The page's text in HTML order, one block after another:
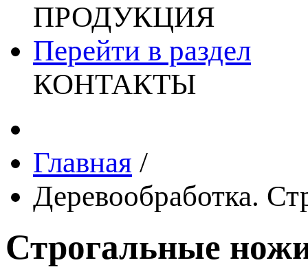
ПРОДУКЦИЯ
Перейти в раздел
КОНТАКТЫ
Главная /
Деревообработка.
Строгальные